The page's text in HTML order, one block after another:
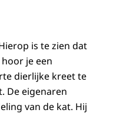
is te zien dat
je een
dierlijke kreet te
De eigenaren
van de kat. Hij